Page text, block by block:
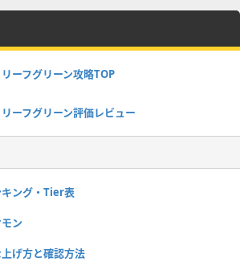
ーフグリーン攻略TOP
ーフグリーン評価レビュー
ング・Tier表
ン
げ方と確認方法